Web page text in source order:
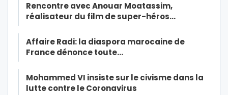
Rencontre avec Anouar Moatassim,
réalisateur du film de super-héros…
Affaire Radi: la diaspora marocaine de
France dénonce toute…
Mohammed VI insiste sur le civisme dans la
lutte contre le Coronavirus